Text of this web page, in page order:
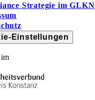
Strategie im GLKN
Einstellungen